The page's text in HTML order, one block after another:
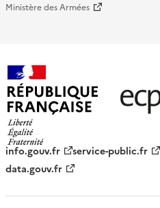
Ministère des Armées
française - ECPAD
info.gouv.fr service-public.fr
data.gouv.fr